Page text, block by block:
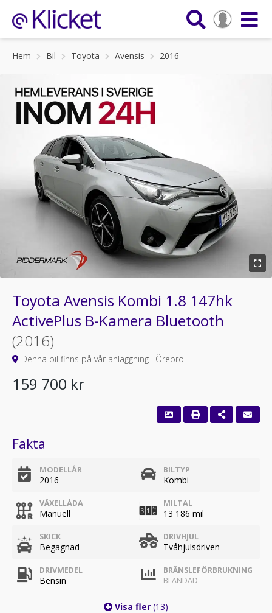
Hem Bil Toyota Avensis 2016
Toyota Avensis Kombi 1.8 147hk
ActivePlus B-Kamera Bluetooth
(2016)
Denna bil finns på vår anläggning i Örebro
159 700 kr
Fakta
MODELLÅR
2016
BILTYP
Kombi
VÄXELLÅDA
Manuell
MILTAL
13 186 mil
SKICK
Begagnad
DRIVHJUL
Tvåhjulsdriven
DRIVMEDEL
Bensin
BRÄNSLEFÖRBRUKNING
BLANDAD
Visa fler (13)